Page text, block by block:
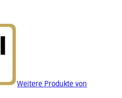
Weitere Produkte von